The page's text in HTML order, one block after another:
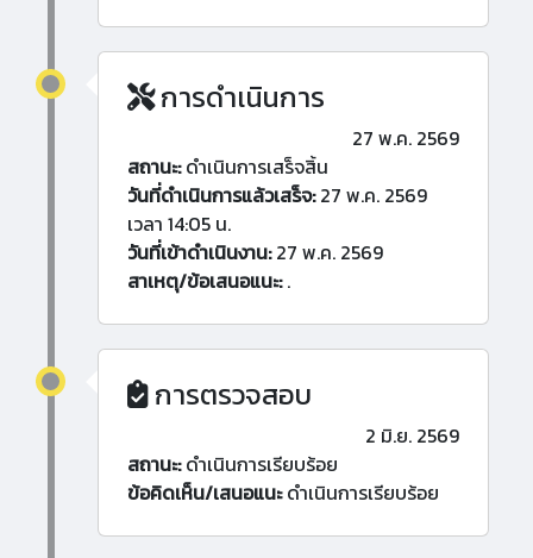
การดำเนินการ
27 พ.ค. 2569
สถานะ:ดำเนินการเสร็จสิ้น
วันที่ดำเนินการแล้วเสร็จ:27 พ.ค. 2569
เวลา 14:05 น.
วันที่เข้าดำเนินงาน:27 พ.ค. 2569
สาเหตุ/ข้อเสนอแนะ:.
การตรวจสอบ
2 มิ.ย. 2569
สถานะ:ดำเนินการเรียบร้อย
ข้อคิดเห็น/เสนอแนะดำเนินการเรียบร้อย